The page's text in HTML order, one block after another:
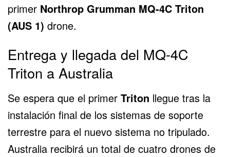
primer Northrop Grumman MQ-4C Triton
(AUS 1) drone.
Entrega y llegada del MQ-4C
Triton a Australia
Se espera que el primer Triton llegue tras la
instalación final de los sistemas de soporte
terrestre para el nuevo sistema no tripulado.
Australia recibirá un total de cuatro drones de